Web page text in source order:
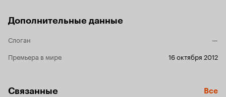
Дополнительные данные
Слоган
—
Премьера в мире
16 октября 2012
Связанные Все